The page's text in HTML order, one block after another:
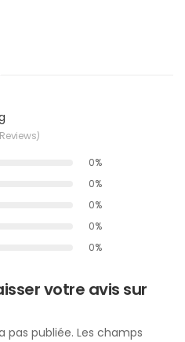
0%
0%
0%
0%
0%
votre avis sur
pas publiée. Les champs